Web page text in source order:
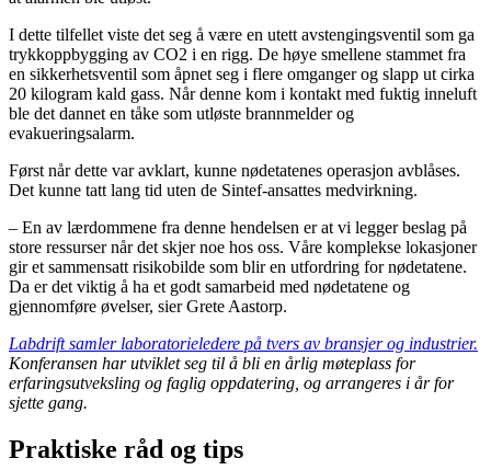
I dette tilfellet viste det seg å være en utett avstengingsventil som ga
trykkoppbygging av CO2 i en rigg. De høye smellene stammet fra
en sikkerhetsventil som åpnet seg i flere omganger og slapp ut cirka
20 kilogram kald gass. Når denne kom i kontakt med fuktig inneluft
ble det dannet en tåke som utløste brannmelder og
evakueringsalarm.
Først når dette var avklart, kunne nødetatenes operasjon avblåses.
Det kunne tatt lang tid uten de Sintef-ansattes medvirkning.
– En av lærdommene fra denne hendelsen er at vi legger beslag på
store ressurser når det skjer noe hos oss. Våre komplekse lokasjoner
gir et sammensatt risikobilde som blir en utfordring for nødetatene.
Da er det viktig å ha et godt samarbeid med nødetatene og
gjennomføre øvelser, sier Grete Aastorp.
Labdrift samler laboratorieledere på tvers av bransjer og industrier.
Konferansen har utviklet seg til å bli en årlig møteplass for
erfaringsutveksling og faglig oppdatering, og arrangeres i år for
sjette gang.
Praktiske råd og tips